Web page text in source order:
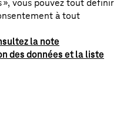
des GPU. Il
concrètes : jumeaux
maintenance prédictive,
processus.
», vous pouvez tout définir
à tout
la note
des données et la liste